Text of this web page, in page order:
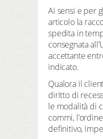
Ai sensi e per
articolo la
spedita in
consegnata
accettante
indicato.
Qualora il
diritto di
le modalità di
commi,
definitivo,